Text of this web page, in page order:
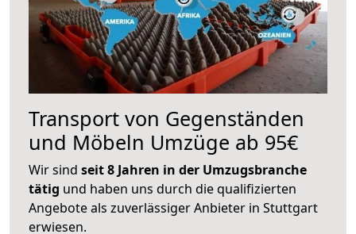
Transport von Gegenständen
und Möbeln Umzüge ab 95€
Wir sind seit 8 Jahren in der Umzugsbranche
tätig und haben uns durch die qualifizierten
Angebote als zuverlässiger Anbieter in Stuttgart
erwiesen.